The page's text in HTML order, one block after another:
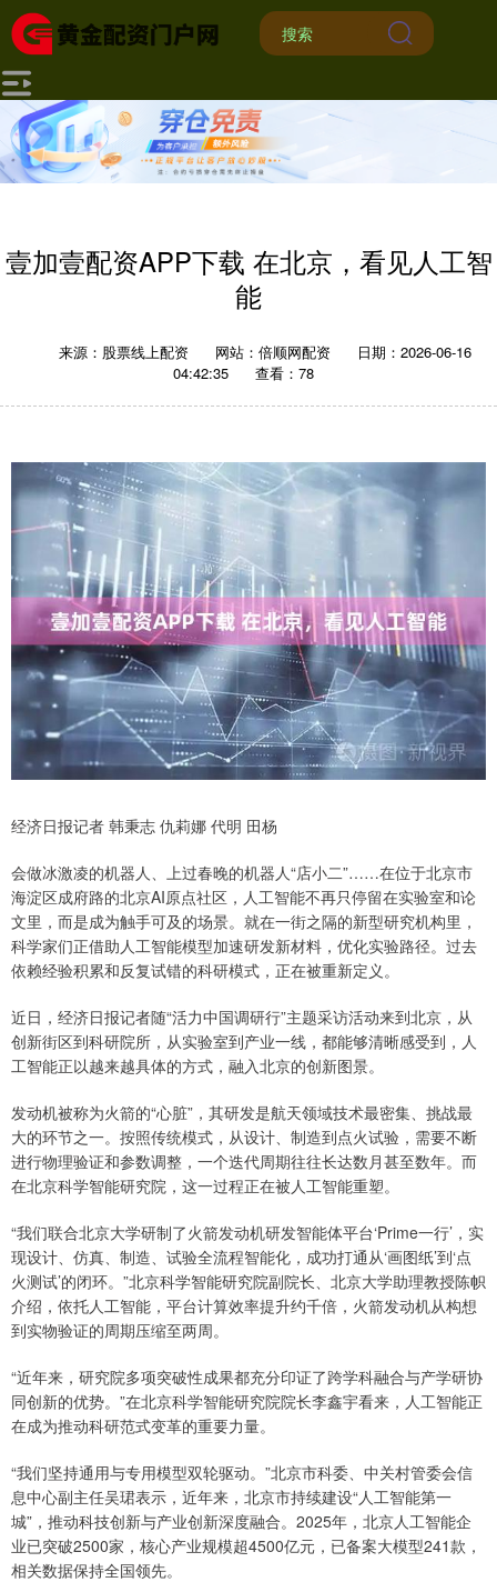
壹加壹配资APP下载 在北京，看见人工智
能
来源：股票线上配资 网站：倍顺网配资
日期：2026-06-16
04:42:35
查看：78
经济日报记者 韩秉志 仇莉娜 代明 田杨
会做冰激凌的机器人、上过春晚的机器人“店小二”……在位于北京市
海淀区成府路的北京AI原点社区，人工智能不再只停留在实验室和论
文里，而是成为触手可及的场景。就在一街之隔的新型研究机构里，
科学家们正借助人工智能模型加速研发新材料，优化实验路径。过去
依赖经验积累和反复试错的科研模式，正在被重新定义。
近日，经济日报记者随“活力中国调研行”主题采访活动来到北京，从
创新街区到科研院所，从实验室到产业一线，都能够清晰感受到，人
工智能正以越来越具体的方式，融入北京的创新图景。
发动机被称为火箭的“心脏”，其研发是航天领域技术最密集、挑战最
大的环节之一。按照传统模式，从设计、制造到点火试验，需要不断
进行物理验证和参数调整，一个迭代周期往往长达数月甚至数年。而
在北京科学智能研究院，这一过程正在被人工智能重塑。
“我们联合北京大学研制了火箭发动机研发智能体平台‘Prime一行’，实
现设计、仿真、制造、试验全流程智能化，成功打通从‘画图纸’到‘点
火测试’的闭环。”北京科学智能研究院副院长、北京大学助理教授陈帜
介绍，依托人工智能，平台计算效率提升约千倍，火箭发动机从构想
到实物验证的周期压缩至两周。
“近年来，研究院多项突破性成果都充分印证了跨学科融合与产学研协
同创新的优势。”在北京科学智能研究院院长李鑫宇看来，人工智能正
在成为推动科研范式变革的重要力量。
“我们坚持通用与专用模型双轮驱动。”北京市科委、中关村管委会信
息中心副主任吴珺表示，近年来，北京市持续建设“人工智能第一
城”，推动科技创新与产业创新深度融合。2025年，北京人工智能企
业已突破2500家，核心产业规模超4500亿元，已备案大模型241款，
相关数据保持全国领先。